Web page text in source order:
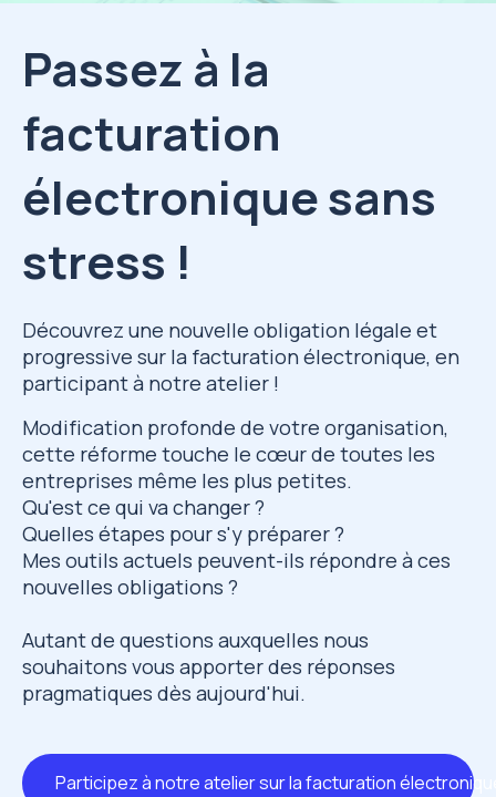
Passez à la
facturation
électronique sans
stress !
Découvrez une nouvelle obligation légale et
progressive sur la facturation électronique, en
participant à notre atelier !
Modification profonde de votre organisation,
cette réforme touche le cœur de toutes les
entreprises même les plus petites.
Qu'est ce qui va changer ?
Quelles étapes pour s'y préparer ?
Mes outils actuels peuvent-ils répondre à ces
nouvelles obligations ?
Autant de questions auxquelles nous
souhaitons vous apporter des réponses
pragmatiques dès aujourd'hui.
Participez à notre atelier sur la facturation